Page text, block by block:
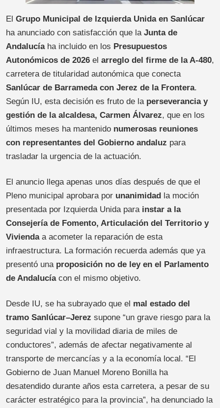
El Grupo Municipal de Izquierda Unida en Sanlúcar
ha anunciado con satisfacción que la Junta de
Andalucíaha incluido en los Presupuestos
Autonómicos de 2026 el arreglo del firme de la A-480,
carretera de titularidad autonómica que conecta
Sanlúcar de Barrameda con Jerez de la Frontera.
Según IU, esta decisión es fruto de la perseverancia y
gestión de la alcaldesa, Carmen Álvarez, que en los
últimos meses ha mantenido numerosas reuniones
con representantes del Gobierno andaluz para
trasladar la urgencia de la actuación.
El anuncio llega apenas unos días después de que el
Pleno municipal aprobara por unanimidad
la moción
presentada por Izquierda Unida para instar a la
Consejería de Fomento, Articulación del Territorio y
Viviendaa acometer la reparación de esta
infraestructura. La formación recuerda además que ya
presentó una proposición no de ley en el Parlamento
de Andalucíacon el mismo objetivo.
Desde IU, se ha subrayado que el mal estado del
tramo Sanlúcar–Jerez supone “un grave riesgo para la
seguridad vial y la movilidad diaria de miles de
conductores”, además de afectar negativamente al
transporte de mercancías y a la economía local. “El
Gobierno de Juan Manuel Moreno Bonilla ha
desatendido durante años esta carretera, a pesar de su
carácter estratégico para la provincia”, ha denunciado la